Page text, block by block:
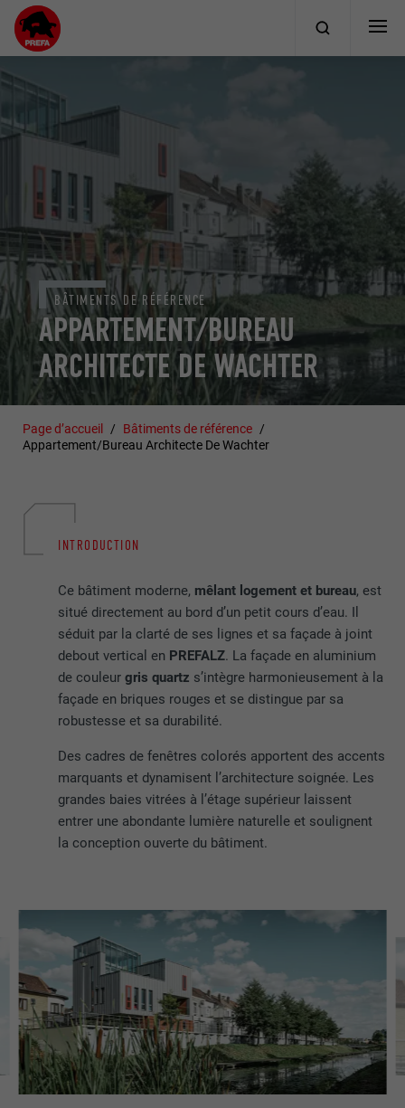
APPARTEMENT/BUREAU
ARCHITECTE DE WACHTER
BÂTIMENTS DE RÉFÉRENCE
Page d’accueil
Bâtiments de référence
Appartement/Bureau Architecte De Wachter
INTRODUCTION
Ce bâtiment moderne, mêlant logement et bureau, est
situé directement au bord d’un petit cours d’eau. Il
séduit par la clarté de ses lignes et sa façade à joint
debout vertical en PREFALZ. La façade en aluminium
de couleurgris quartz s’intègre harmonieusement à la
façade en briques rouges et se distingue par sa
robustesse et sa durabilité.
Des cadres de fenêtres colorés apportent des accents
marquants et dynamisent l’architecture soignée. Les
grandes baies vitrées à l’étage supérieur laissent
entrer une abondante lumière naturelle et soulignent
la conception ouverte du bâtiment.